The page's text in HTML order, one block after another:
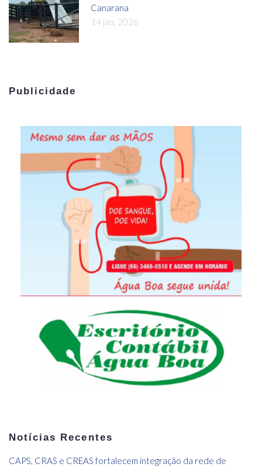
Canarana
14 jan, 2026
Publicidade
Notícias Recentes
CAPS, CRAS e CREAS fortalecem integração da rede de